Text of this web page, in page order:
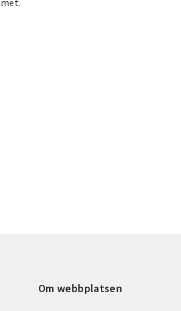
Om webbplatsen